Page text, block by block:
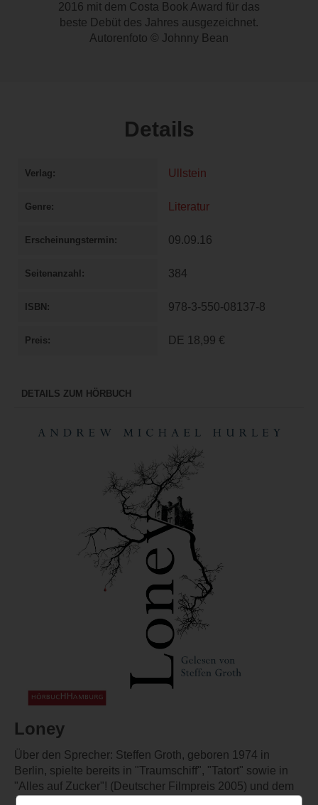
2016 mit dem Costa Book Award für das
beste Debüt des Jahres ausgezeichnet.
Autorenfoto © Johnny Bean
Details
Verlag Ullstein
Genre Literatur
Erscheinungstermin 09.09.16
Seitenanzahl 384
ISBN 978-3-550-08137-8
Preis DE 18,99 €
DETAILS ZUM HÖRBUCH
Loney
Über den Sprecher: Steffen Groth, geboren 1974 in
Berlin, spielte bereits in "Traumschiff", "Tatort" sowie in
"Alles auf Zucker"! (Deutscher Filmpreis 2005) und dem
Mehrteiler "Weissensee" (DeutscherFernsehpreis 2011)